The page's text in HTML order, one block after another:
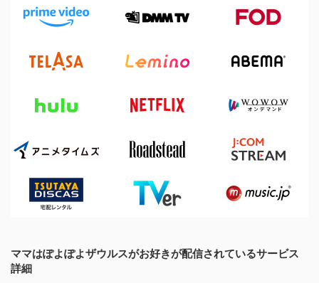
ママはぽよぽよザウルスがお好きが配信されているサービス
詳細